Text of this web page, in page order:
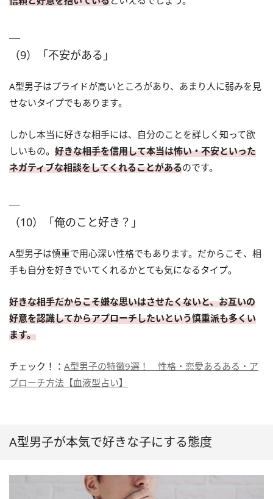
（9）「不安がある」
A型男子はプライドが高いところがあり、あまり人に弱みを見
せないタイプでもあります。
しかし本当に好きな相手には、自分のことを詳しく知って欲
しいもの。 好きな相手を信用して本当は怖い・不安といった
ネガティブな相談をしてくれることがあるのです。
（10）「俺のこと好き？」
A型男子は慎重で用心深い性格でもあります。だからこそ、相
手も自分を好きでいてくれるかとても気になるタイプ。
好きな相手だからこそ嫌な思いはさせたくないと、お互いの
好意を認識してからアプローチしたいという慎重派も多くい
ます。
チェック！： A型男子の特徴9選！ 性格・恋愛あるある・ア
プローチ方法【血液型占い】
A型男子が本気で好きな子にする態度